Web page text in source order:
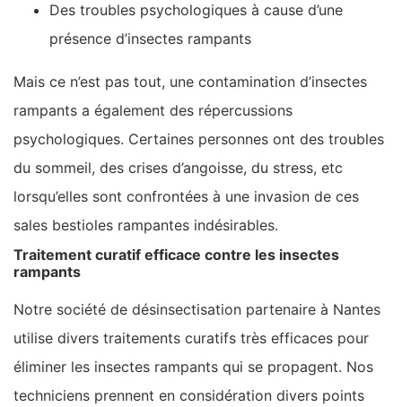
Des troubles psychologiques à cause d’une
présence d’insectes rampants
Mais ce n’est pas tout, une contamination d’insectes
rampants a également des répercussions
psychologiques. Certaines personnes ont des troubles
du sommeil, des crises d’angoisse, du stress, etc
lorsqu’elles sont confrontées à une invasion de ces
sales bestioles rampantes indésirables.
Traitement curatif efficace contre les insectes
rampants
Notre société de désinsectisation partenaire à Nantes
utilise divers traitements curatifs très efficaces pour
éliminer les insectes rampants qui se propagent. Nos
techniciens prennent en considération divers points